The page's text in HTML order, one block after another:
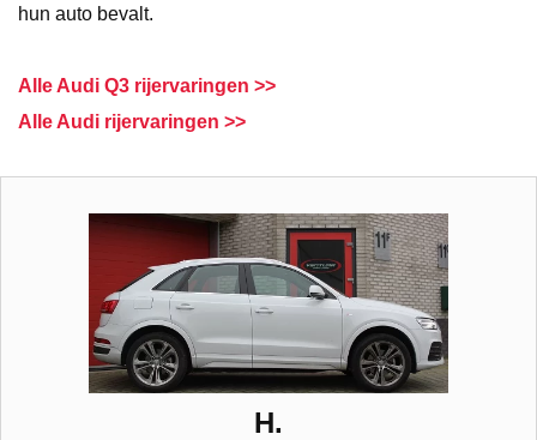
hun auto bevalt.
Alle Audi Q3 rijervaringen >>
Alle Audi rijervaringen >>
H.